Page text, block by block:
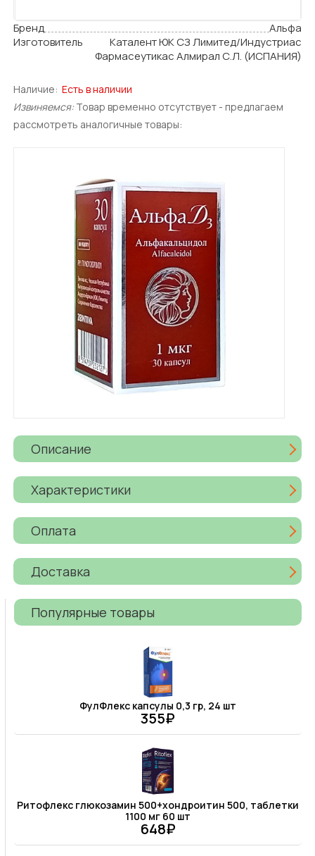
Бренд
Альфа
Изготовитель
Каталент ЮК СЗ Лимитед/Индустриас
Фармасеутикас Алмирал С.Л. (ИСПАНИЯ)
Наличие: Есть в наличии
Извиняемся: Товар временно отсутствует - предлагаем
рассмотреть аналогичные товары:
Описание
Характеристики
Оплата
Доставка
Популярные товары
ФулФлекс капсулы 0,3 гр, 24 шт
355₽
Ритофлекс глюкозамин 500+хондроитин 500, таблетки
1100 мг 60 шт
648₽